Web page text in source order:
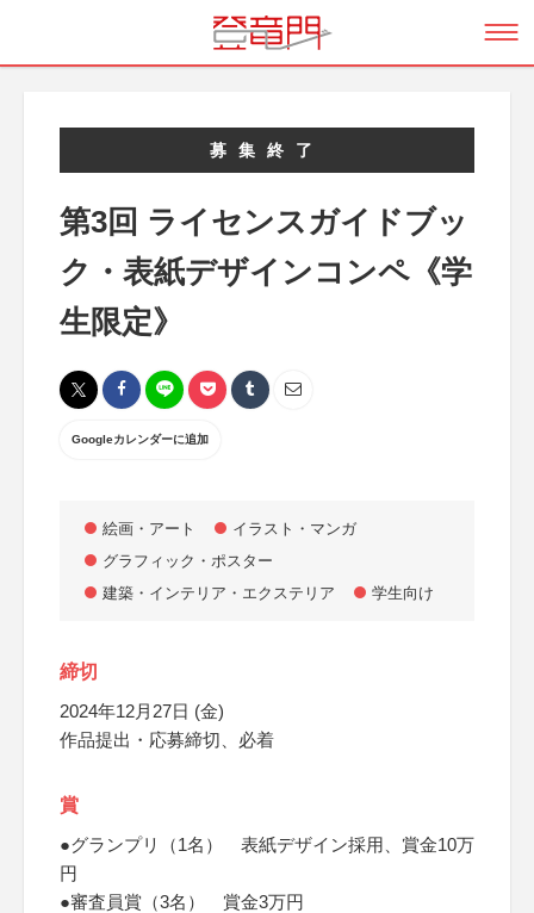
募集終了
第3回 ライセンスガイドブッ
ク・表紙デザインコンペ《学
生限定》
Googleカレンダーに追加
絵画・アート
イラスト・マンガ
グラフィック・ポスター
建築・インテリア・エクステリア
学生向け
締切
2024年12月27日 (金)
作品提出・応募締切、必着
賞
●グランプリ（1名） 表紙デザイン採用、賞金10万
円
●審査員賞（3名） 賞金3万円